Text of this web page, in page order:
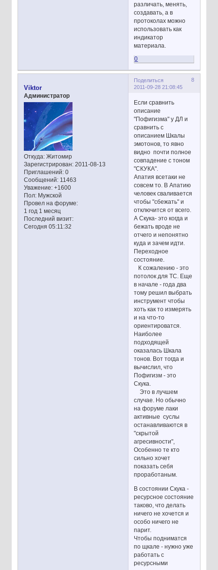
различать, менять,
создавать, а в
протоколах можно
использовать как
индикатор
материала.
0
Поделиться
8
2011-09-28 21:08:45
Viktor
Администратор
Откуда:Житомир
Зарегистрирован: 2011-08-13
Приглашений:0
Сообщений:11463
Уважение: +1600
Пол:Мужской
Провел на форуме:
1 год 1 месяц
Последний визит:
Сегодня 05:11:32
Если сравнить
описание
"Пофигизма" у ДЛ и
сравнить с
описанием Шкалы
эмотонов, то явно
видно почти полное
совпадение с тоном
"СКУКА".
Апатия всетаки не
совсем то. В Апатию
человек сваливается
чтобы "сбежать" и
отключится от всего.
А Скука- это когда и
бежать вроде не
отчего и непонятно
куда и зачем идти.
Переходное
состояние.
К сожалению - это
потолок для ТС. Еще
в начале - года два
тому решил выбрать
инструмент чтобы
хоть как то измерять
и на что-то
ориентироватся.
Наиболее
подходящей
оказалась Шкала
тонов. Вот тогда и
вычислил, что
Пофигизм - это
Скука.
Это в лучшем
случае. Но обычно
на форуме лаки
активные суслы
останавливаются в
"скрытой
агресивности",
Особенно те кто
сильно хочет
показать себя
проработаным.
В состоянии Скука -
ресурсное состояние
таково, что делать
ничего не хочется и
особо ничего не
парит.
Чтобы подниматся
по щкале - нужно уже
работать с
ресурсными